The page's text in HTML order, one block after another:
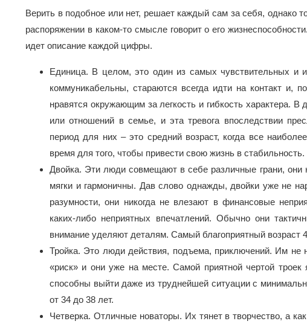
Верить в подобное или нет, решает каждый сам за себя, однако
распоряжении в каком-то смысле говорит о его
идет описание каждой цифры.
Единица. В целом, это один из самых чувствительных и
коммуникабельны, стараются всегда идти на контакт
нравятся окружающим за легкость и гибкость характера.
или отношений в семье, и эта тревога впоследствии
период для них – это средний возраст, когда все
время для того, чтобы привести свою жизнь в стабильность.
Двойка. Эти люди совмещают в себе различные грани, они
мягки и гармоничны. Дав слово однажды, двойки уже не
разумности, они никогда не влезают в финансовые
каких-либо неприятных впечатлений. Обычно они
внимание уделяют деталям. Самый благоприятный возраст
Тройка. Это люди действия, подъема, приключений. Им не
«риск» и они уже на месте. Самой приятной чертой
способны выйти даже из труднейшей ситуации с
от 34 до 38 лет.
Четверка. Отличные новаторы. Их тянет в творчество, а